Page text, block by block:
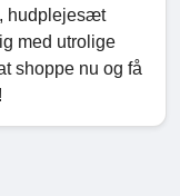
hudplejesæt
med utrolige
shoppe nu og få